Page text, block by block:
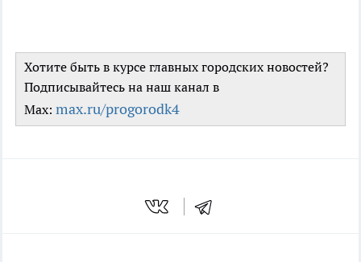
Хотите быть в курсе главных городских новостей?
Подписывайтесь на наш канал в
Max: max.ru/progorodk4